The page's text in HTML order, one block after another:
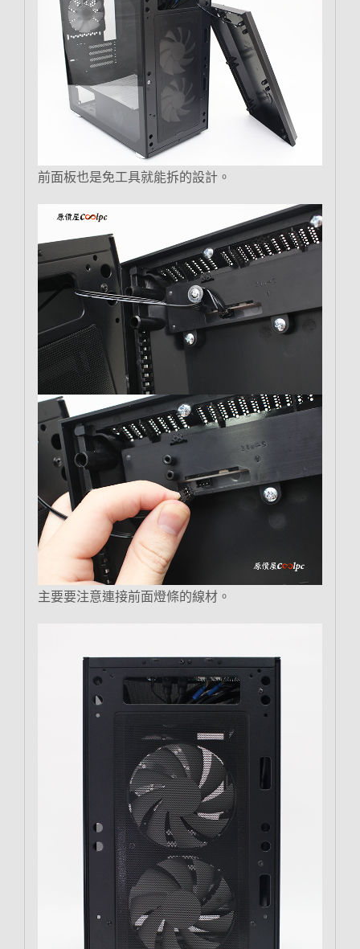
前面板也是免工具就能拆的設計。
主要要注意連接前面燈條的線材。